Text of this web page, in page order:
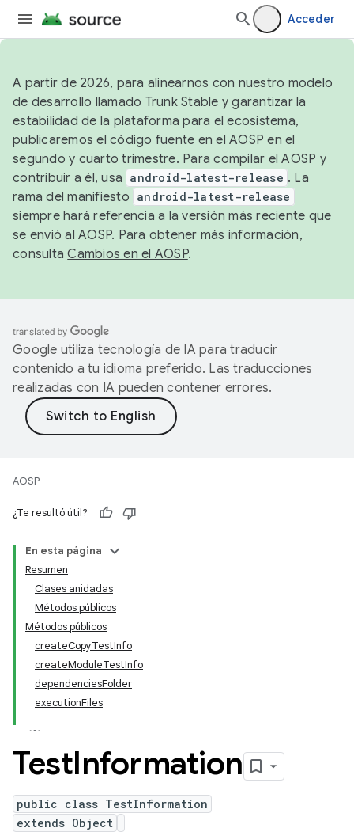
Acceder
A partir de 2026, para alinearnos con nuestro modelo
de desarrollo llamado Trunk Stable y garantizar la
estabilidad de la plataforma para el ecosistema,
publicaremos el código fuente en el AOSP en el
segundo y cuarto trimestre. Para compilar el AOSP y
contribuir a él, usa android-latest-release . La
rama del manifiesto android-latest-release
siempre hará referencia a la versión más reciente que
se envió al AOSP. Para obtener más información,
consultaCambios en el AOSP.
Google utiliza tecnología de IA para traducir
contenido a tu idioma preferido. Las traducciones
realizadas con IA pueden contener errores.
AOSP
¿Te resultó útil?
En esta página
Resumen
Clases anidadas
Métodos públicos
Métodos públicos
createCopyTestInfo
createModuleTestInfo
dependenciesFolder
executionFiles
TestInformation
public class TestInformation
extends Object